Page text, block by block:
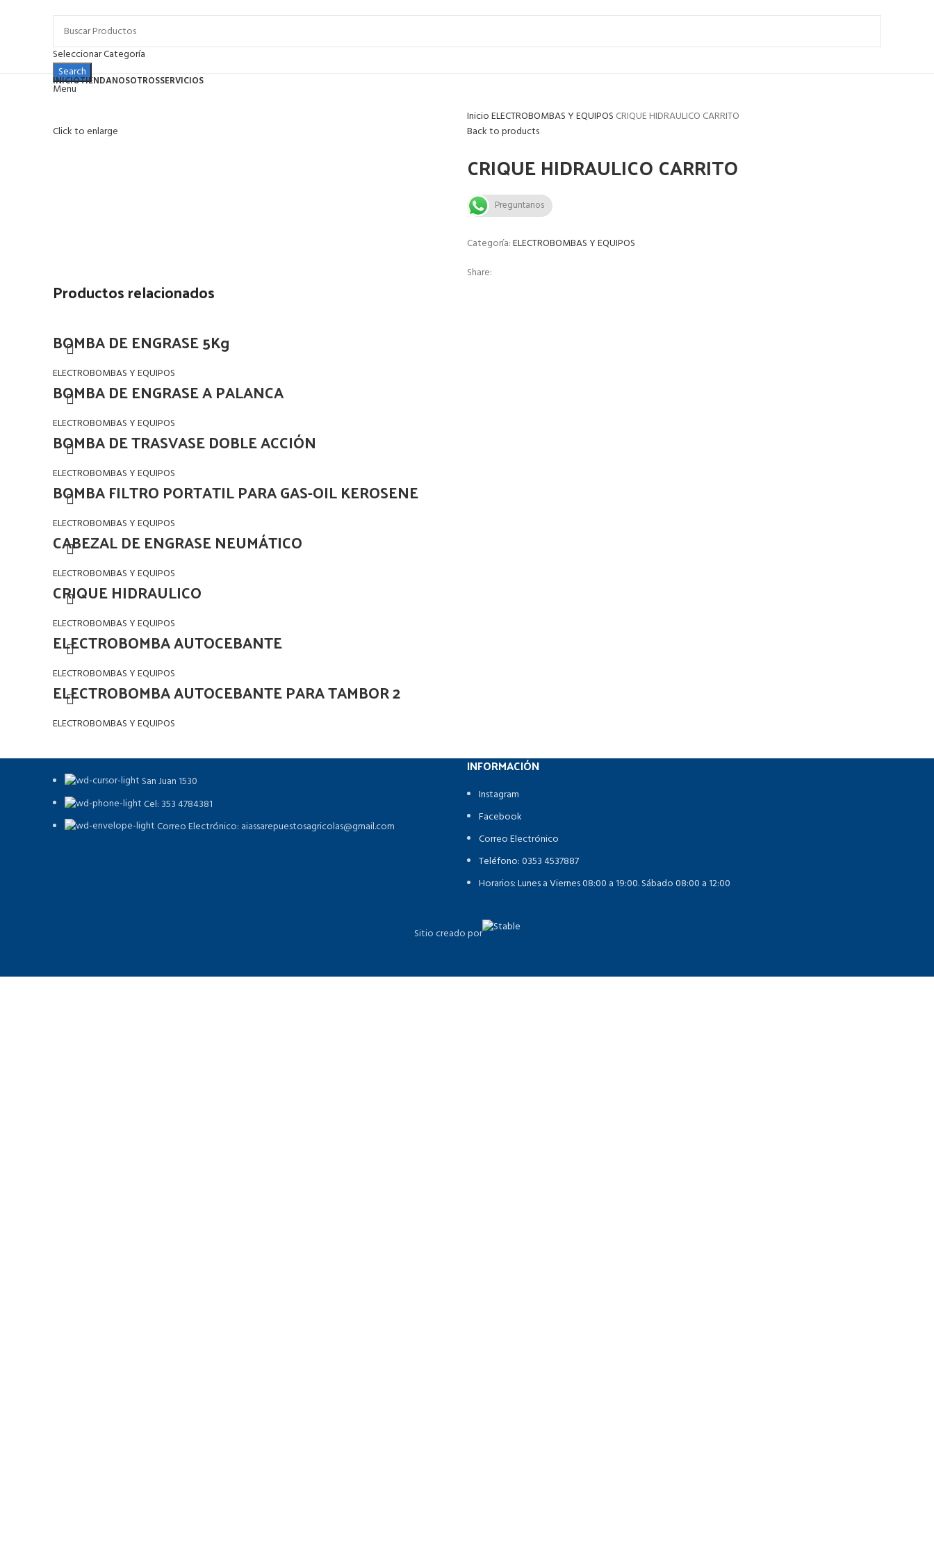
Seleccionar Categoría
Search
Menu
INICIOTIENDANOSOTROSSERVICIOS
Click to enlarge
InicioELECTROBOMBAS Y EQUIPOS CRIQUE HIDRAULICO CARRITO
Back to products
CRIQUE HIDRAULICO CARRITO
Preguntanos
Categoría:ELECTROBOMBAS Y EQUIPOS
Share:
Productos relacionados
BOMBA DE ENGRASE 5Kg
ELECTROBOMBAS Y EQUIPOS
BOMBA DE ENGRASE A PALANCA
ELECTROBOMBAS Y EQUIPOS
BOMBA DE TRASVASE DOBLE ACCIÓN
ELECTROBOMBAS Y EQUIPOS
BOMBA FILTRO PORTATIL PARA GAS-OIL KEROSENE
ELECTROBOMBAS Y EQUIPOS
CABEZAL DE ENGRASE NEUMÁTICO
ELECTROBOMBAS Y EQUIPOS
CRIQUE HIDRAULICO
ELECTROBOMBAS Y EQUIPOS
ELECTROBOMBA AUTOCEBANTE
ELECTROBOMBAS Y EQUIPOS
ELECTROBOMBA AUTOCEBANTE PARA TAMBOR 2
ELECTROBOMBAS Y EQUIPOS
San Juan 1530
Cel: 353 4784381
Correo Electrónico: aiassarepuestosagricolas@gmail.com
INFORMACIÓN
Instagram
Facebook
Correo Electrónico
Teléfono: 0353 4537887
Horarios: Lunes a Viernes 08:00 a 19:00. Sábado 08:00 a 12:00
Sitio creado por